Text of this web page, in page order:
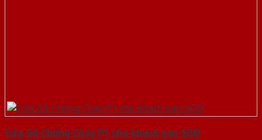
Cửa Gỗ Chống Cháy P1 cho khach san-SGD